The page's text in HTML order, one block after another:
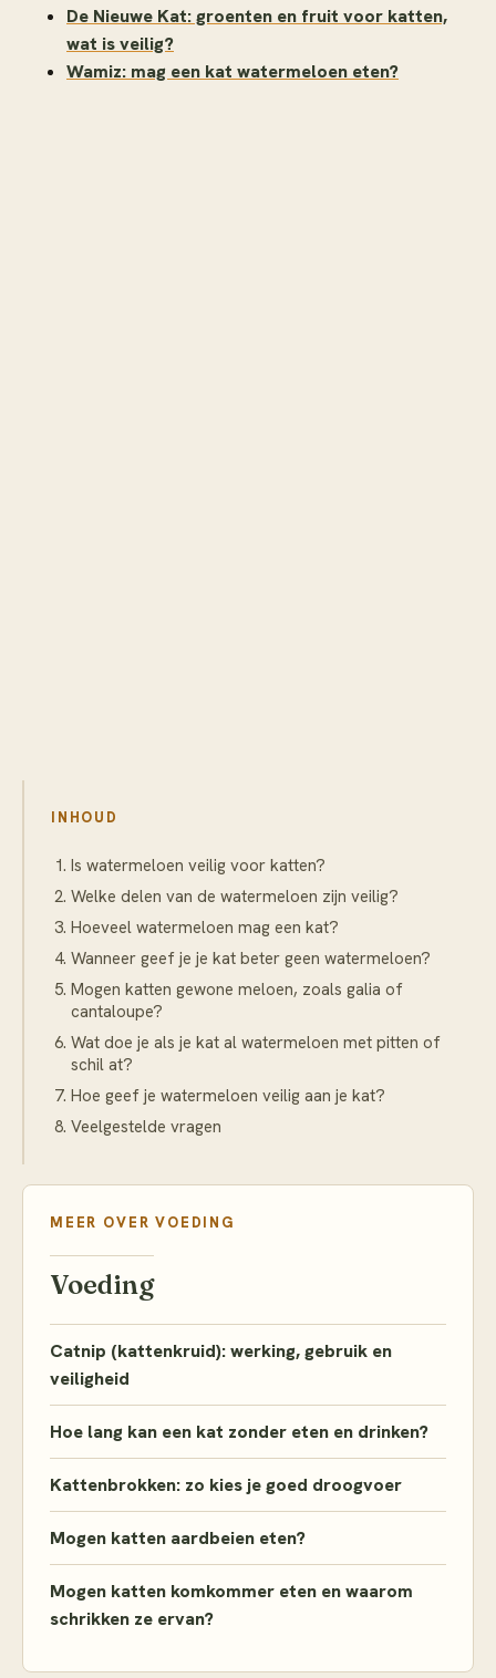
De Nieuwe Kat: groenten en fruit voor katten,
wat is veilig?
Wamiz: mag een kat watermeloen eten?
INHOUD
Is watermeloen veilig voor katten?
Welke delen van de watermeloen zijn veilig?
Hoeveel watermeloen mag een kat?
Wanneer geef je je kat beter geen watermeloen?
Mogen katten gewone meloen, zoals galia of
cantaloupe?
Wat doe je als je kat al watermeloen met pitten of
schil at?
Hoe geef je watermeloen veilig aan je kat?
Veelgestelde vragen
MEER OVER VOEDING
Voeding
Catnip (kattenkruid): werking, gebruik en
veiligheid
Hoe lang kan een kat zonder eten en drinken?
Kattenbrokken: zo kies je goed droogvoer
Mogen katten aardbeien eten?
Mogen katten komkommer eten en waarom
schrikken ze ervan?